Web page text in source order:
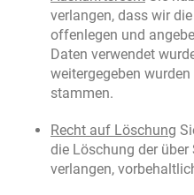
verlangen, dass wir
offenlegen und
Daten verwendet
weitergegeben
stammen.
Recht auf Löschung
die Löschung der über
verlangen,